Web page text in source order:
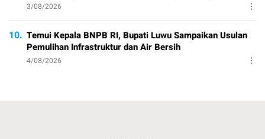
3/08/2026
10. Temui Kepala BNPB RI, Bupati Luwu Sampaikan Usulan
Pemulihan Infrastruktur dan Air Bersih
4/08/2026